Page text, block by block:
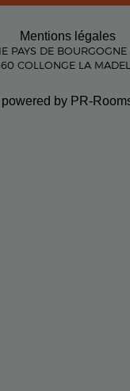
Mentions légales
PAYS DE BOURGOGNE
COLLONGE LA
powered by PR-